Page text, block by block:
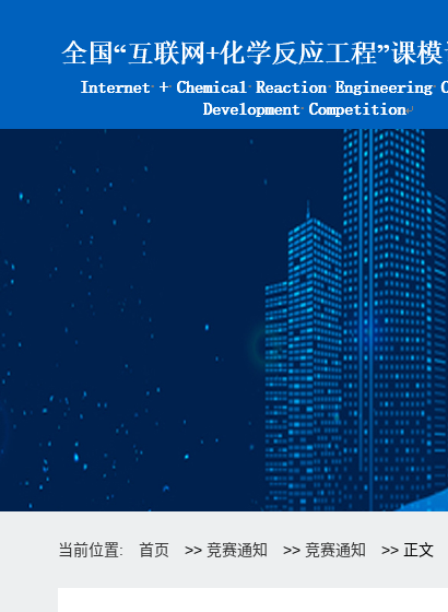
当前位置: 首页 >> 竞赛通知 >> 竞赛通知 >> 正文